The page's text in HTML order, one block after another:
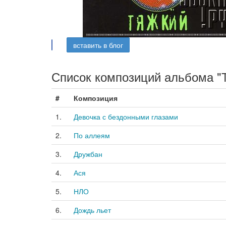
вставить в блог
Список композиций альбома
#
Композиция
1.
Девочка с бездонными глазами
2.
По аллеям
3.
Дружбан
4.
Ася
5.
НЛО
6.
Дождь льет